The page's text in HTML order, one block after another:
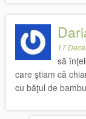
17
să
care ştiam că
cu băţul de